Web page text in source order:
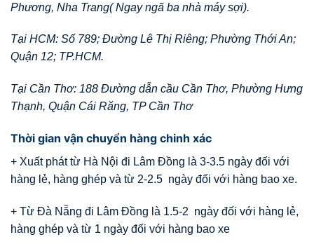
Phương, Nha Trang( Ngay ngã ba nhà máy sợi).
Tại HCM: Số 789; Đường Lê Thị Riêng; Phường Thới An;
Quận 12; TP.HCM.
Tại Cần Thơ: 188 Đường dẫn cầu Cần Thơ, Phường Hưng
Thạnh, Quận Cái Răng, TP Cần Thơ
Thời gian vận chuyển hàng chinh xác
+ Xuất phát từ Hà Nội đi Lâm Đồng là 3-3.5 ngày đối với
hàng lẻ, hàng ghép và từ 2-2.5 ngày đối với hàng bao xe.
+ Từ Đà Nẵng đi Lâm Đồng là 1.5-2 ngày đối với hàng lẻ,
hàng ghép và từ 1 ngày đối với hàng bao xe